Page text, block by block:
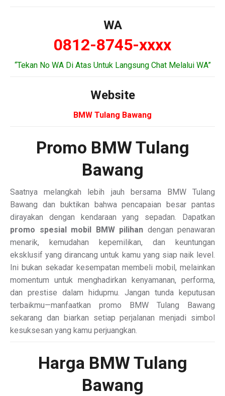
WA
0812-8745-xxxx
“Tekan No WA Di Atas Untuk Langsung Chat Melalui WA”
Website
BMW Tulang Bawang
Promo BMW Tulang
Bawang
Saatnya melangkah lebih jauh bersama BMW Tulang
Bawang dan buktikan bahwa pencapaian besar pantas
dirayakan dengan kendaraan yang sepadan. Dapatkan
promo spesial mobil BMW pilihan dengan penawaran
menarik, kemudahan kepemilikan, dan keuntungan
eksklusif yang dirancang untuk kamu yang siap naik level.
Ini bukan sekadar kesempatan membeli mobil, melainkan
momentum untuk menghadirkan kenyamanan, performa,
dan prestise dalam hidupmu. Jangan tunda keputusan
terbaikmu—manfaatkan promo BMW Tulang Bawang
sekarang dan biarkan setiap perjalanan menjadi simbol
kesuksesan yang kamu perjuangkan.
Harga BMW Tulang
Bawang